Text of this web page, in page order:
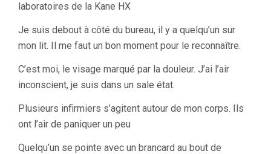
laboratoires de la Kane HX
Je suis debout à côté du bureau, il y a quelqu’un sur
mon lit. Il me faut un bon moment pour le reconnaître.
C’est moi, le visage marqué par la douleur. J’ai l’air
inconscient, je suis dans un sale état.
Plusieurs infirmiers s’agitent autour de mon corps. Ils
ont l’air de paniquer un peu
Quelqu’un se pointe avec un brancard au bout de